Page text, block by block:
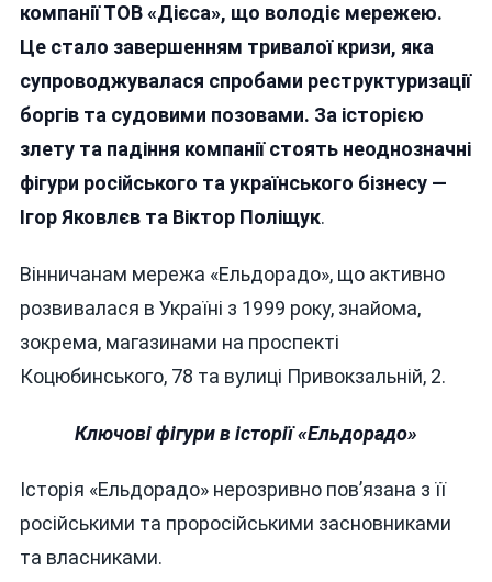
Що
Має
компанії ТОВ «Дієса», що володіє мережею.
Це стало завершенням тривалої кризи, яка
супроводжувалася спробами реструктуризації
боргів та судовими позовами. За історією
злету та падіння компанії стоять неоднозначні
фігури російського та українського бізнесу —
Ігор Яковлєв та Віктор Поліщук.
Вінничанам мережа «Ельдорадо», що активно
розвивалася в Україні з 1999 року, знайома,
зокрема, магазинами на проспекті
Коцюбинського, 78 та вулиці Привокзальній, 2.
Ключові фігури в історії «Ельдорадо»
Історія «Ельдорадо» нерозривно пов’язана з її
російськими та проросійськими засновниками
та власниками.